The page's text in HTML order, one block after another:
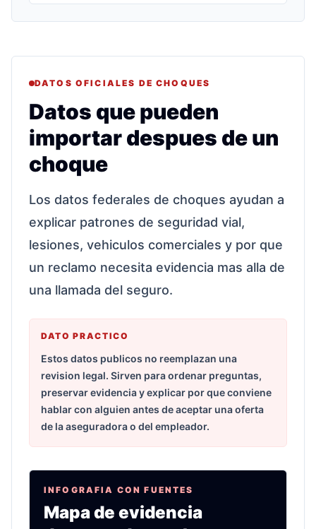
DATOS OFICIALES DE CHOQUES
Datos que pueden
importar despues de un
choque
Los datos federales de choques ayudan a
explicar patrones de seguridad vial,
lesiones, vehiculos comerciales y por que
un reclamo necesita evidencia mas alla de
una llamada del seguro.
DATO PRACTICO
Estos datos publicos no reemplazan una
revision legal. Sirven para ordenar preguntas,
preservar evidencia y explicar por que conviene
hablar con alguien antes de aceptar una oferta
de la aseguradora o del empleador.
INFOGRAFIA CON FUENTES
Mapa de evidencia